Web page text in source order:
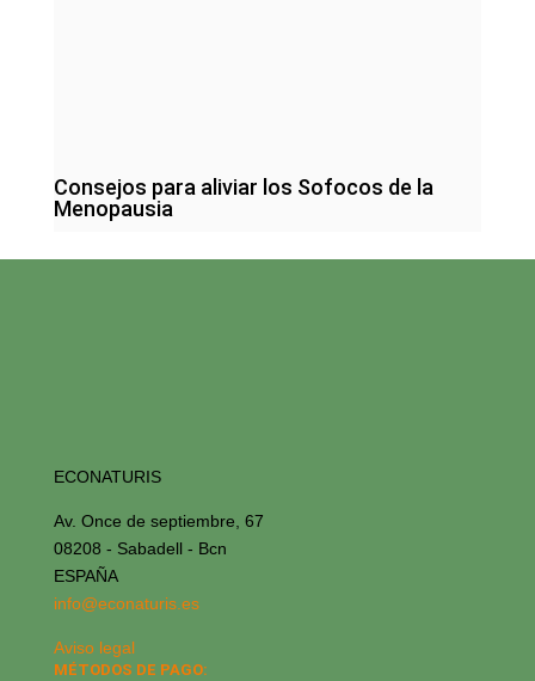
Consejos para aliviar los Sofocos de la
Menopausia
ECONATURIS
Av. Once de septiembre, 67
08208 - Sabadell - Bcn
ESPAÑA
info@econaturis.es
Aviso legal
MÉTODOS DE PAGO: